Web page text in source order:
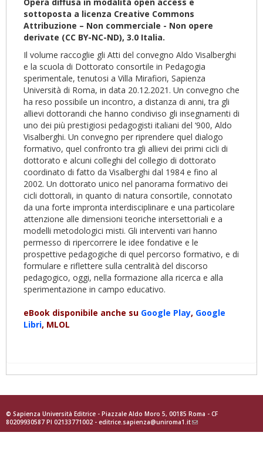
Opera diffusa in modalità open access e
sottoposta a licenza Creative Commons
Attribuzione – Non commerciale - Non opere
derivate (CC BY-NC-ND), 3.0 Italia.
Il volume raccoglie gli Atti del convegno Aldo Visalberghi
e la scuola di Dottorato consortile in Pedagogia
sperimentale, tenutosi a Villa Mirafiori, Sapienza
Università di Roma, in data 20.12.2021. Un convegno che
ha reso possibile un incontro, a distanza di anni, tra gli
allievi dottorandi che hanno condiviso gli insegnamenti di
uno dei più prestigiosi pedagogisti italiani del ‘900, Aldo
Visalberghi. Un convegno per riprendere quel dialogo
formativo, quel confronto tra gli allievi dei primi cicli di
dottorato e alcuni colleghi del collegio di dottorato
coordinato di fatto da Visalberghi dal 1984 e fino al
2002. Un dottorato unico nel panorama formativo dei
cicli dottorali, in quanto di natura consortile, connotato
da una forte impronta interdisciplinare e una particolare
attenzione alle dimensioni teoriche intersettoriali e a
modelli metodologici misti. Gli interventi vari hanno
permesso di ripercorrere le idee fondative e le
prospettive pedagogiche di quel percorso formativo, e di
formulare e riflettere sulla centralità del discorso
pedagogico, oggi, nella formazione alla ricerca e alla
sperimentazione in campo educativo.
eBook disponibile anche su Google Play, Google
Libri, MLOL
© Sapienza Università Editrice - Piazzale Aldo Moro 5, 00185 Roma - CF
80209930587 PI 02133771002 - editrice.sapienza@uniroma1.it(link
sends